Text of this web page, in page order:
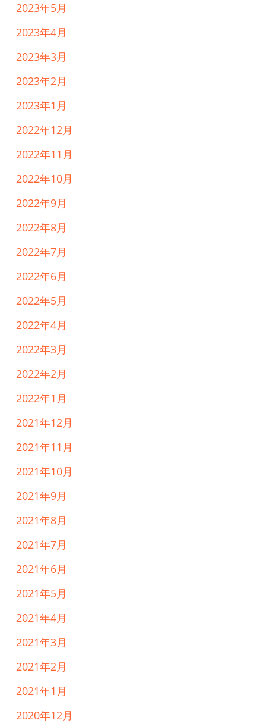
2023年5月
2023年4月
2023年3月
2023年2月
2023年1月
2022年12月
2022年11月
2022年10月
2022年9月
2022年8月
2022年7月
2022年6月
2022年5月
2022年4月
2022年3月
2022年2月
2022年1月
2021年12月
2021年11月
2021年10月
2021年9月
2021年8月
2021年7月
2021年6月
2021年5月
2021年4月
2021年3月
2021年2月
2021年1月
2020年12月